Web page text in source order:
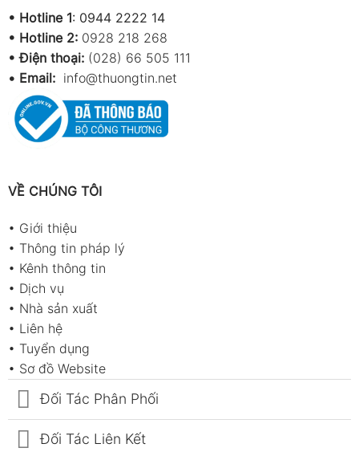
• Hotline 1: 0944 2222 14
• Hotline 2: 0928 218 268
• Điện thoại: (028) 66 505 111
• Email: info@thuongtin.net
VỀ CHÚNG TÔI
• Giới thiệu
• Thông tin pháp lý
• Kênh thông tin
• Dịch vụ
• Nhà sản xuất
• Liên hệ
• Tuyển dụng
• Sơ đồ Website
Đối Tác Phân Phối
Đối Tác Liên Kết